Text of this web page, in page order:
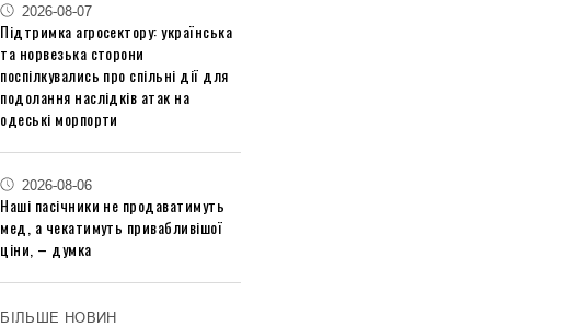
2026-08-07
Підтримка агросектору: українська
та норвезька сторони
поспілкувались про спільні дії для
подолання наслідків атак на
одеські морпорти
2026-08-06
Наші пасічники не продаватимуть
мед, а чекатимуть привабливішої
ціни, – думка
БІЛЬШЕ НОВИН